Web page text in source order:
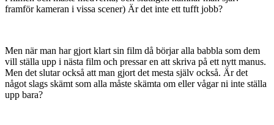
framför kameran i vissa scener) Är det inte ett tufft jobb?
Men när man har gjort klart sin film då börjar alla babbla som dem
vill ställa upp i nästa film och pressar en att skriva på ett nytt manus.
Men det slutar också att man gjort det mesta själv också. Är det
något slags skämt som alla måste skämta om eller vågar ni inte ställa
upp bara?